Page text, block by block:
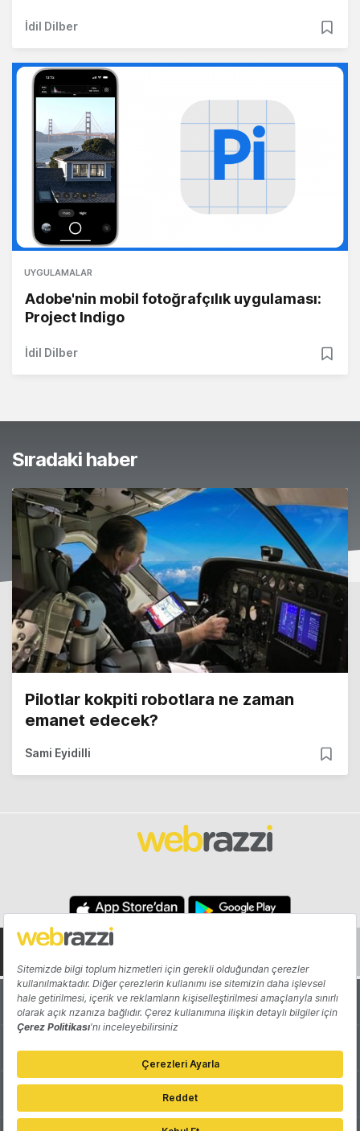
İdil Dilber
UYGULAMALAR
Adobe'nin mobil fotoğrafçılık uygulaması:
Project Indigo
İdil Dilber
Sıradaki haber
Pilotlar kokpiti robotlara ne zaman
emanet edecek?
Sami Eyidilli
Hakkında Yazarlar
Katkıda Bulun Reklam